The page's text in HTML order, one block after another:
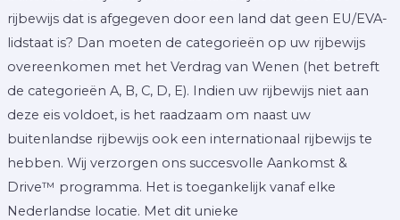
rijbewijs dat is afgegeven door een land dat geen EU/EVA-
lidstaat is? Dan moeten de categorieën op uw rijbewijs
overeenkomen met het Verdrag van Wenen (het betreft
de categorieën A, B, C, D, E). Indien uw rijbewijs niet aan
deze eis voldoet, is het raadzaam om naast uw
buitenlandse rijbewijs ook een internationaal rijbewijs te
hebben. Wij verzorgen ons succesvolle Aankomst &
Drive™ programma. Het is toegankelijk vanaf elke
Nederlandse locatie. Met dit unieke